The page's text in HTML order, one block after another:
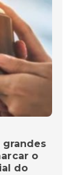
grandes
o
do